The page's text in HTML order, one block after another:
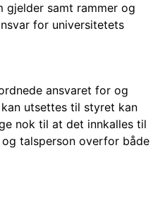
samt rammer og
for universitetets
ansvaret for og
utsettes til styret kan
nok til at det innkalles til
talsperson overfor både